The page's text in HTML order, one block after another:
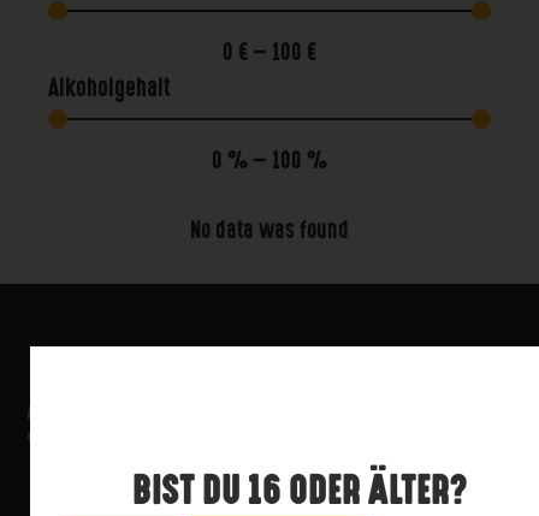
0 € — 100 €
Alkoholgehalt
0 % — 100 %
No data was found
BIST DU 16 ODER ÄLTER?